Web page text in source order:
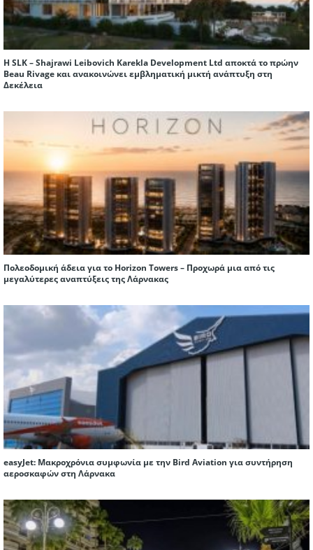
Η SLK – Shajrawi Leibovich Karekla Development Ltd αποκτά το πρώην
Beau Rivage και ανακοινώνει εμβληματική μικτή ανάπτυξη στη
Δεκέλεια
Πολεοδομική άδεια για το Horizon Towers – Προχωρά μια από τις
μεγαλύτερες αναπτύξεις της Λάρνακας
easyJet: Μακροχρόνια συμφωνία με την Bird Aviation για συντήρηση
αεροσκαφών στη Λάρνακα